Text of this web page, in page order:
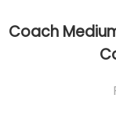
Coach